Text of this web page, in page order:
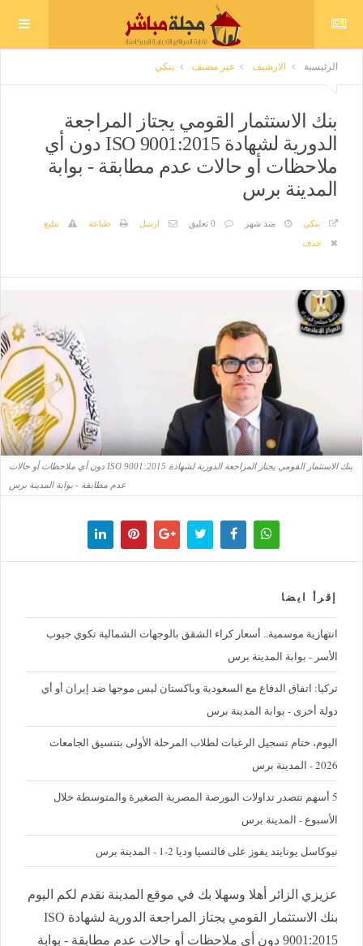
الرئيسية الارشيف غير مصنف بنكي
بنك الاستثمار القومي يجتاز المراجعة
الدورية لشهادة ISO 9001:2015 دون أي
ملاحظات أو حالات عدم مطابقة - بوابة
المدينة برس
بنكي منذ شهر 0 تعليق ارسل طباعة
تبليغ
حذف
بنك الاستثمار القومي يجتاز المراجعة الدورية لشهادة ISO 9001:2015 دون أي ملاحظات أو حالات
عدم مطابقة - بوابة المدينة برس
إقرأ ايضا
‪انتهازية موسمية.. أسعار كراء الشقق بالوجهات الشمالية تكوي جيوب
الأسر - بوابة المدينة برس
تركيا: اتفاق الدفاع مع السعودية وباكستان ليس موجها ضد إيران أو أي
دولة أخرى - بوابة المدينة برس
اليوم، ختام تسجيل الرغبات لطلاب المرحلة الأولى بتنسيق الجامعات
2026 - المدينة برس
5 أسهم تتصدر تداولات البورصة المصرية الصغيرة والمتوسطة خلال
الأسبوع - المدينة برس
نيوكاسل يونايتد يفوز على فالنسيا وديا 2-1 - المدينة برس
عزيزي الزائر أهلا وسهلا بك في موقع المدينة نقدم لكم اليوم
بنك الاستثمار القومي يجتاز المراجعة الدورية لشهادة ISO
9001:2015 دون أي ملاحظات أو حالات عدم مطابقة - بوابة